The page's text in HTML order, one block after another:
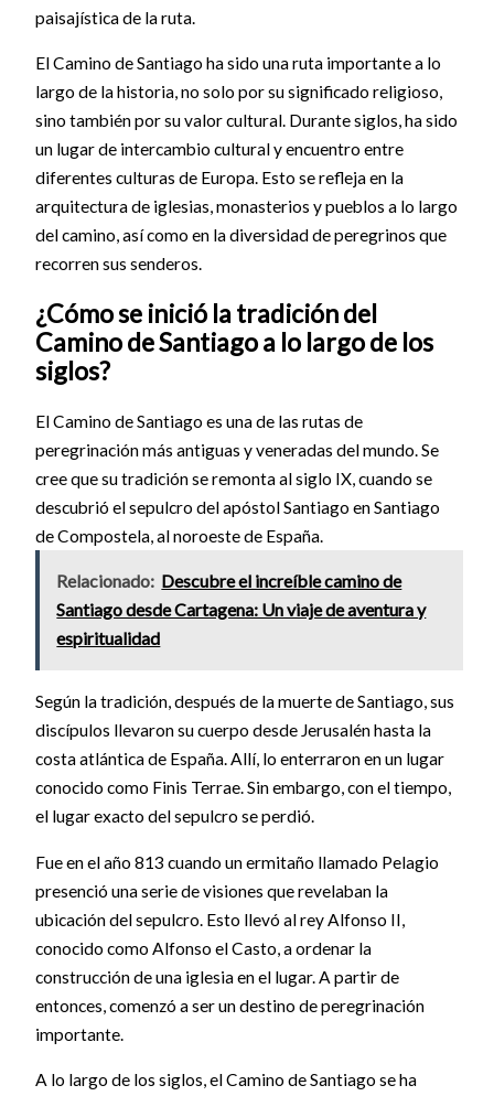
paisajística de la ruta.
El Camino de Santiago ha sido una ruta importante a lo
largo de la historia, no solo por su significado religioso,
sino también por su valor cultural. Durante siglos, ha sido
un lugar de intercambio cultural y encuentro entre
diferentes culturas de Europa. Esto se refleja en la
arquitectura de iglesias, monasterios y pueblos a lo largo
del camino, así como en la diversidad de peregrinos que
recorren sus senderos.
¿Cómo se inició la tradición del
Camino de Santiago a lo largo de los
siglos?
El Camino de Santiago es una de las rutas de
peregrinación más antiguas y veneradas del mundo. Se
cree que su tradición se remonta al siglo IX, cuando se
descubrió el sepulcro del apóstol Santiago en Santiago
de Compostela, al noroeste de España.
Relacionado: Descubre el increíble camino de
Santiago desde Cartagena: Un viaje de aventura y
espiritualidad
Según la tradición, después de la muerte de Santiago, sus
discípulos llevaron su cuerpo desde Jerusalén hasta la
costa atlántica de España. Allí, lo enterraron en un lugar
conocido como Finis Terrae. Sin embargo, con el tiempo,
el lugar exacto del sepulcro se perdió.
Fue en el año 813 cuando un ermitaño llamado Pelagio
presenció una serie de visiones que revelaban la
ubicación del sepulcro. Esto llevó al rey Alfonso II,
conocido como Alfonso el Casto, a ordenar la
construcción de una iglesia en el lugar. A partir de
entonces, comenzó a ser un destino de peregrinación
importante.
A lo largo de los siglos, el Camino de Santiago se ha